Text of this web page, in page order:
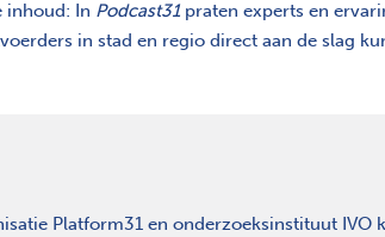
inhoud: In Podcast31praten experts en
in stad en regio direct aan de slag
Platform31 en onderzoeksinstituut IVO